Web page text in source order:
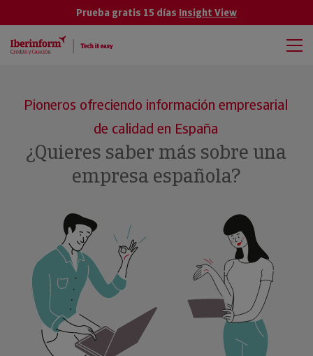
Prueba gratis 15 días Insight View
Pioneros ofreciendo información empresarial
de calidad en España
¿Quieres saber más sobre una
empresa española?